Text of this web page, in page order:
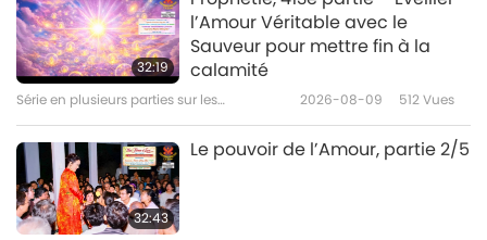
12:59
"Un grain aussi gros qu’un œuf
de poule" – une nouvelle de
Léon Tolstoï
32:19
l’Amour Véritable avec le
Sauveur pour mettre fin à la
calamité
Série en plusieurs parties sur les
2026-08-09 512Vues
32:43
Le pouvoir de l’Amour, partie 2/5